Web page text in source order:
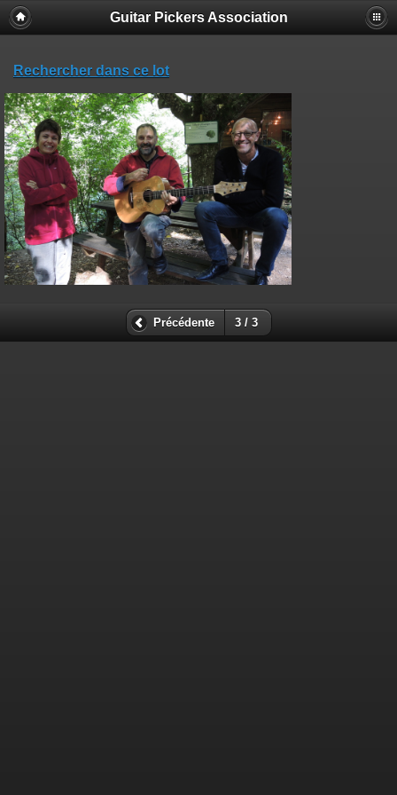
Guitar Pickers Association
Rechercher dans ce lot
Précédente 3 / 3